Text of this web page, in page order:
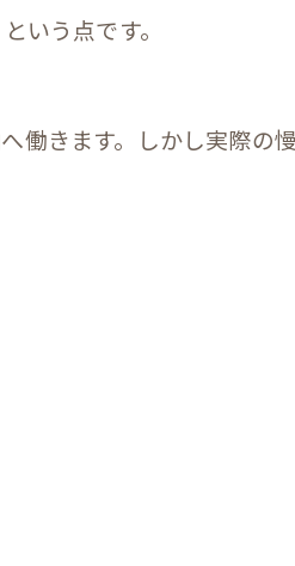
いう点です。
働きます。しかし実際の